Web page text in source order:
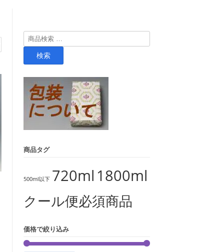
検
索
検索
商品タグ
500ml以下 720ml 1800ml
クール便必須商品
価格で絞り込み